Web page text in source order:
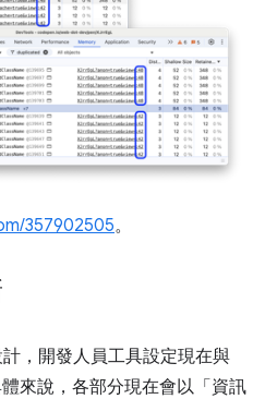
357902505。
，開發人員工具設定現在與
來說，各部分現在會以「資訊